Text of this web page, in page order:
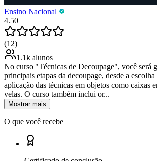
Ensino Nacional
4.50
(12)
1.1k alunos
No curso "Técnicas de Decoupage", você será
principais etapas da decoupage, desde a
aplicação das técnicas em objetos como caixas
velas. O curso também inclui or...
Mostrar mais
O que você recebe